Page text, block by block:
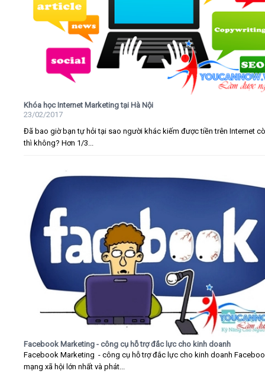
Khóa học Internet Marketing tại Hà Nội
23/02/2017
Đã bao giờ bạn tự hỏi tại sao người khác kiếm được tiền trên Internet
thì không? Hơn 1/3...
Facebook Marketing - công cụ hỗ trợ đắc lực cho kinh doanh
Facebook Marketing - công cụ hỗ trợ đắc lực cho kinh doanh
mạng xã hội lớn nhất và phát...